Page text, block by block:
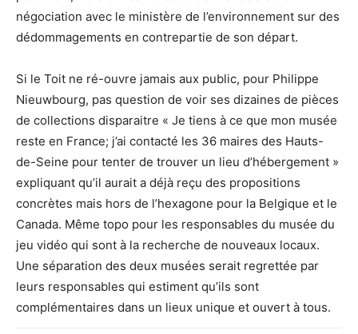
négociation avec le ministère de l’environnement sur des
dédommagements en contrepartie de son départ.
Si le Toit ne ré-ouvre jamais aux public, pour Philippe
Nieuwbourg, pas question de voir ses dizaines de pièces
de collections disparaitre « Je tiens à ce que mon musée
reste en France; j’ai contacté les 36 maires des Hauts-
de-Seine pour tenter de trouver un lieu d’hébergement »
expliquant qu’il aurait a déjà reçu des propositions
concrètes mais hors de l’hexagone pour la Belgique et le
Canada. Même topo pour les responsables du musée du
jeu vidéo qui sont à la recherche de nouveaux locaux.
Une séparation des deux musées serait regrettée par
leurs responsables qui estiment qu’ils sont
complémentaires dans un lieux unique et ouvert à tous.